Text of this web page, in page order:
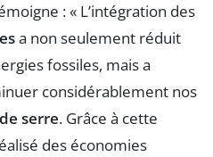
: « L’intégration des
a non seulement réduit
fossiles, mais a
considérablement nos
serre. Grâce à cette
des économies